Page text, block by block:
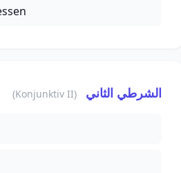
الشرطي الثاني (Konjunktiv II)